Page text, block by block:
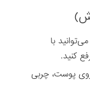
با
کنید.
پوست، چربی